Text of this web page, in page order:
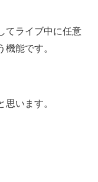
てライブ中に任意
能です。
います。